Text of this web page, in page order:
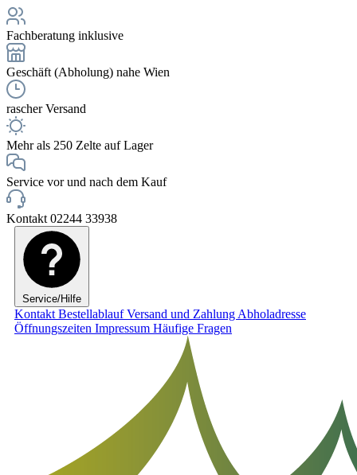
Fachberatung inklusive
Geschäft (Abholung) nahe Wien
rascher Versand
Mehr als 250 Zelte auf Lager
Service vor und nach dem Kauf
Kontakt 02244 33938
Service/Hilfe
Kontakt BestellablaufVersand und Zahlung Abholadresse
Öffnungszeiten Impressum Häufige Fragen